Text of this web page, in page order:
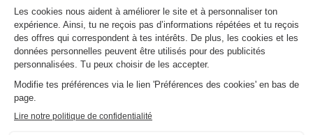
Résumé des avis
Situation et alentours 8.9
Services et équipes
Propreté de l'hébergement